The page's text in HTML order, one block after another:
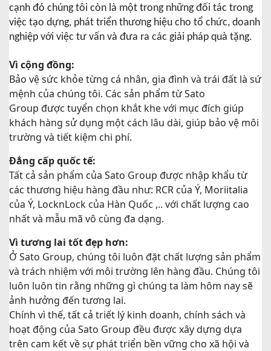
cạnh đó chúng tôi còn là một trong những đối tác trong
việc tạo dựng, phát triển thương hiệu cho tổ chức, doanh
nghiệp với việc tư vấn và đưa ra các giải pháp quà tặng.
Vì cộng đồng:
Bảo vệ sức khỏe từng cá nhân, gia đình và trái đất là sứ
mệnh của chúng tôi. Các sản phẩm từ Sato
Group được tuyển chọn khắt khe với mục đích giúp
khách hàng sử dụng một cách lâu dài, giúp bảo vệ môi
trường và tiết kiệm chi phí.
Đẳng cấp quốc tế:
Tất cả sản phẩm của Sato Group được nhập khẩu từ
các thương hiệu hàng đầu như: RCR của Ý, Moriitalia
của Ý, LocknLock của Hàn Quốc ,.. với chất lượng cao
nhất và mẫu mã vô cùng đa dạng.
Vì tương lai tốt đẹp hơn:
Ở Sato Group, chúng tôi luôn đặt chất lượng sản phẩm
và trách nhiệm với môi trường lên hàng đầu. Chúng tôi
luôn luôn tin rằng những gì chúng ta làm hôm nay sẽ
ảnh hưởng đến tương lai.
Chính vì thế, tất cả triết lý kinh doanh, chính sách và
hoạt động của Sato Group đều được xây dựng dựa
trên cam kết về sự phát triển bền vững cho xã hội và